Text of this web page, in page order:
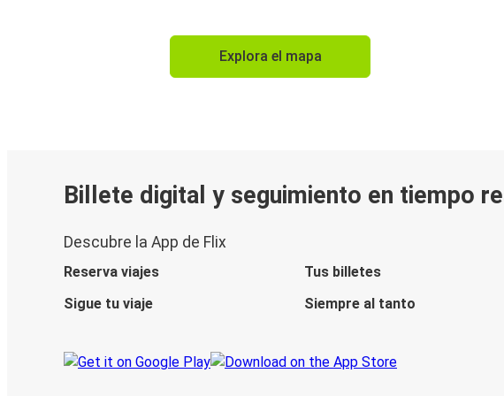
Explora el mapa
Billete digital y seguimiento en tiempo
Descubre la App de Flix
Reserva viajes
Tus billetes
Sigue tu viaje
Siempre al tanto